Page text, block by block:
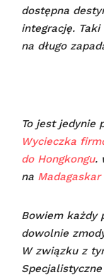
dostępna
integrację.
na długo
To jest jedynie
Wycieczka
do Hongkongu.
na Madagaskar
Bowiem każdy
dowolnie
W związku z
Specjalistyczne